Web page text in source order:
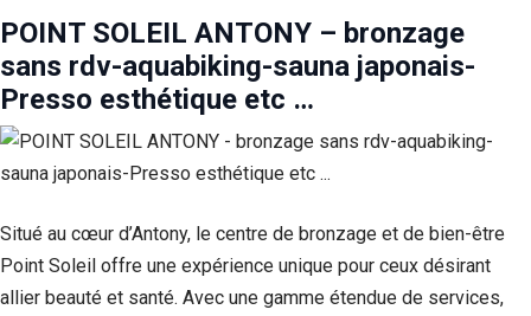
POINT SOLEIL ANTONY – bronzage
sans rdv-aquabiking-sauna japonais-
Presso esthétique etc …
Situé au cœur d’Antony, le centre de bronzage et de bien-être
Point Soleil offre une expérience unique pour ceux désirant
allier beauté et santé. Avec une gamme étendue de services,